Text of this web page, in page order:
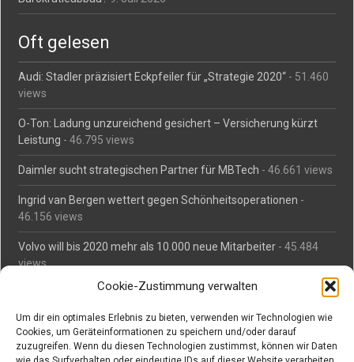
Cookie-Zustimmung verwalten
Um dir ein optimales Erlebnis zu bieten, verwenden wir Technologien wie
Cookies, um Geräteinformationen zu speichern und/oder darauf
zuzugreifen. Wenn du diesen Technologien zustimmst, können wir Daten
Oft gelesen
Audi: Stadler präzisiert Eckpfeiler für „Strategie 2020“ - 51.460
views
O-Ton: Ladung unzureichend gesichert – Versicherung kürzt
Leistung - 46.795 views
Daimler sucht strategischen Partner für MBTech - 46.661 views
Ingrid van Bergen wettert gegen Schönheitsoperationen -
46.156 views
Volvo will bis 2020 mehr als 10.000 neue Mitarbeiter - 45.484
views
Mäßiges Interesse an Daimlers MBtech- 44.713 views
O-Ton: Wer muss Schaden für abgedriftete Silvesterraketen
zahlen? - 42.367 views